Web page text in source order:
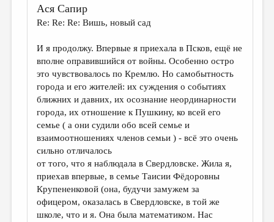
Ася Сапир
Re: Re: Re: Вишь, новый сад
И я продолжу. Впервые я приехала в Псков, ещё не
вполне оправившийся от войны. Особенно остро
это чувствовалось по Кремлю. Но самобытность
города и его жителей: их суждения о событиях
ближних и давних, их осознание неординарности
города, их отношение к Пушкину, ко всей его
семье ( а они судили обо всей семье и
взаимоотношениях членов семьи ) - всё это очень
сильно отличалось
от того, что я наблюдала в Свердловске. Жила я,
приехав впервые, в семье Таисии Фёдоровны
Крупененковой (она, будучи замужем за
офицером, оказалась в Свердловске, в той же
школе, что и я. Она была математиком. Нас